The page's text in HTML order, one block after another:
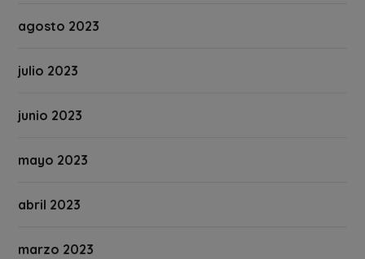
agosto 2023
julio 2023
junio 2023
mayo 2023
abril 2023
marzo 2023